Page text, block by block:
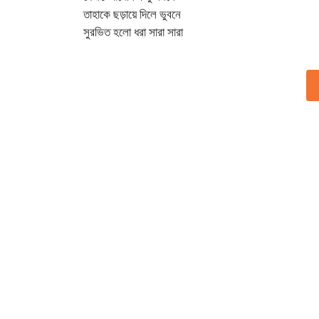
তাহাকে ছড়ায়ে দিলে ভুবনে
সুরভিত হলো ধরা সারা সারা